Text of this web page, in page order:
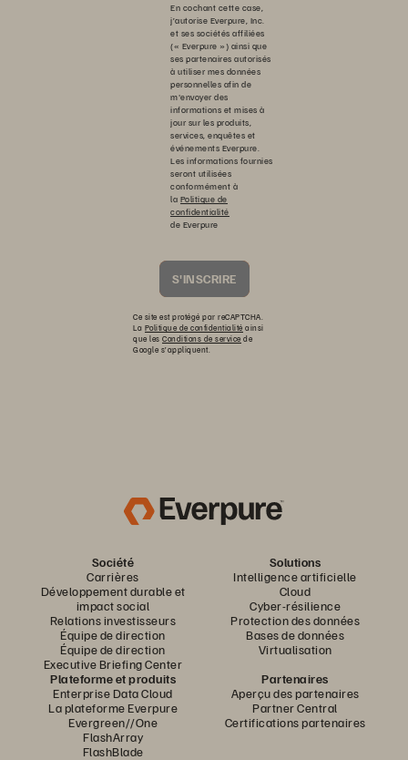
En cochant cette case,
j’autorise Everpure, Inc.
et ses sociétés affiliées
(« Everpure ») ainsi que
ses partenaires autorisés
à utiliser mes données
personnelles afin de
m'envoyer des
informations et mises à
jour sur les produits,
services, enquêtes et
événements Everpure.
Les informations fournies
seront utilisées
conformément à
la Politique de
confidentialité
de Everpure
S'INSCRIRE
Ce site est protégé par reCAPTCHA.
La Politique de confidentialité ainsi
que les Conditions de service de
Google s’appliquent.
Société
Carrières
Développement durable et
impact social
Relations investisseurs
Équipe de direction
Équipe de direction
Executive Briefing Center
Solutions
Intelligence artificielle
Cloud
Cyber-résilience
Protection des données
Bases de données
Virtualisation
Plateforme et produits
Enterprise Data Cloud
La plateforme Everpure
Evergreen//One
FlashArray
FlashBlade
Partenaires
Aperçu des partenaires
Partner Central
Certifications partenaires